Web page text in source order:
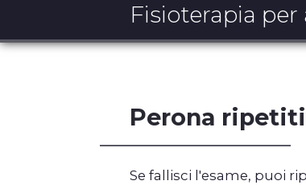
Fisioterapia
Perona
Se fallisci l'esame, puoi